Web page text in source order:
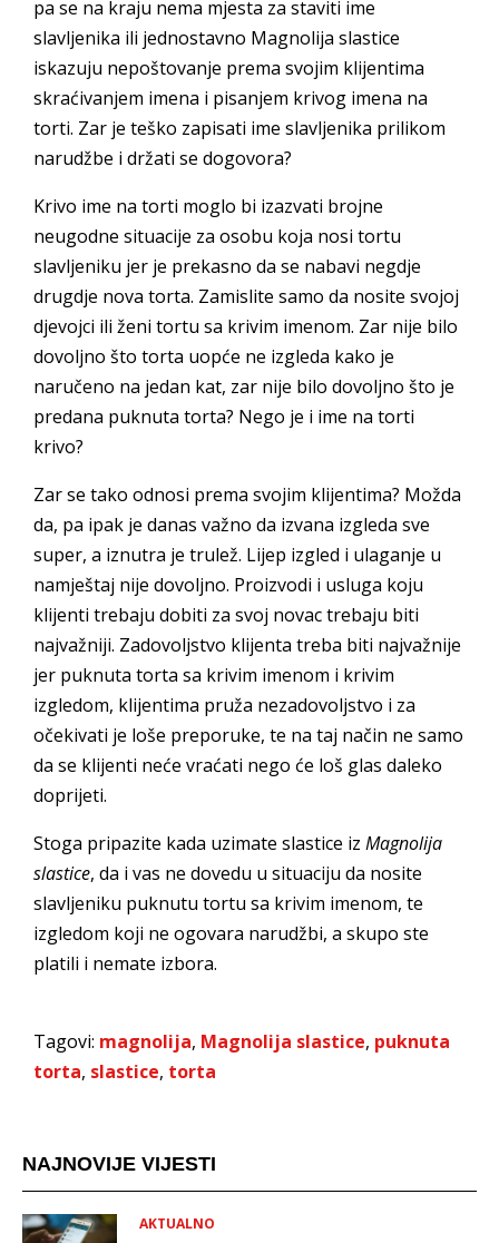
pa se na kraju nema mjesta za staviti ime
slavljenika ili jednostavno Magnolija slastice
iskazuju nepoštovanje prema svojim klijentima
skraćivanjem imena i pisanjem krivog imena na
torti. Zar je teško zapisati ime slavljenika prilikom
narudžbe i držati se dogovora?
Krivo ime na torti moglo bi izazvati brojne
neugodne situacije za osobu koja nosi tortu
slavljeniku jer je prekasno da se nabavi negdje
drugdje nova torta. Zamislite samo da nosite svojoj
djevojci ili ženi tortu sa krivim imenom. Zar nije bilo
dovoljno što torta uopće ne izgleda kako je
naručeno na jedan kat, zar nije bilo dovoljno što je
predana puknuta torta? Nego je i ime na torti
krivo?
Zar se tako odnosi prema svojim klijentima? Možda
da, pa ipak je danas važno da izvana izgleda sve
super, a iznutra je trulež. Lijep izgled i ulaganje u
namještaj nije dovoljno. Proizvodi i usluga koju
klijenti trebaju dobiti za svoj novac trebaju biti
najvažniji. Zadovoljstvo klijenta treba biti najvažnije
jer puknuta torta sa krivim imenom i krivim
izgledom, klijentima pruža nezadovoljstvo i za
očekivati je loše preporuke, te na taj način ne samo
da se klijenti neće vraćati nego će loš glas daleko
doprijeti.
Stoga pripazite kada uzimate slastice iz Magnolija
slastice, da i vas ne dovedu u situaciju da nosite
slavljeniku puknutu tortu sa krivim imenom, te
izgledom koji ne ogovara narudžbi, a skupo ste
platili i nemate izbora.
Tagovi: magnolija, Magnolija slastice, puknuta
torta, slastice, torta
NAJNOVIJE VIJESTI
AKTUALNO